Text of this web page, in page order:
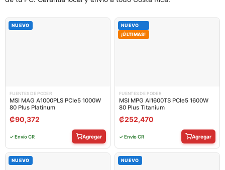
NUEVO
FUENTES DE PODER
MSI MAG A1000PLS PCIe5 1000W
80 Plus Platinum
₡90,372
✓ Envío CR Agregar
NUEVO
¡ÚLTIMAS!
FUENTES DE PODER
MSI MPG AI1600TS PCIe5 1600W
80 Plus Titanium
₡252,470
✓ Envío CR Agregar
NUEVO NUEVO